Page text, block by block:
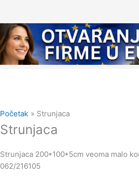
Početak Strunjaca
Strunjaca
Strunjaca 200*100*5cm veoma malo
062/216105